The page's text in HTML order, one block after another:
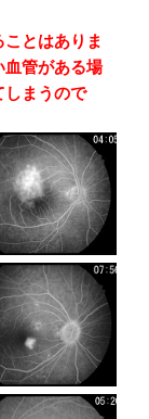
とはありま
血管がある場
しまうので